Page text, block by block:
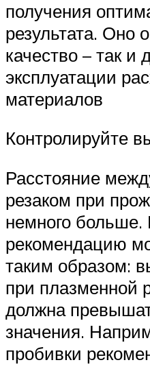
получения
результата. Оно
качество – так и
эксплуатации
материалов
Контролируйте
Расстояние
резаком при
немного
рекомендацию
таким образом:
при плазменной
должна
значения.
пробивки